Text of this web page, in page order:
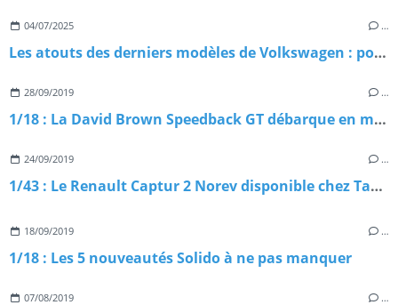
04/07/2025 …
Les atouts des derniers modèles de Volkswagen : pourquoi les choisir ?
28/09/2019 …
1/18 : La David Brown Speedback GT débarque en miniature
24/09/2019 …
1/43 : Le Renault Captur 2 Norev disponible chez Tacot
18/09/2019 …
1/18 : Les 5 nouveautés Solido à ne pas manquer
07/08/2019 …